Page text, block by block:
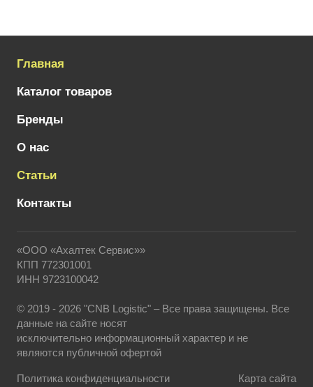
Главная
Каталог товаров
Бренды
О нас
Статьи
Контакты
«ООО «Ахалтек Сервис»»
КПП 772301001
ИНН 9723100042
© 2019 - 2026 "CNB Logistic" – Все права защищены. Все
данные на сайте носят
исключительно информационный характер и не
являются публичной офертой
Политика конфиденциальности Карта сайта